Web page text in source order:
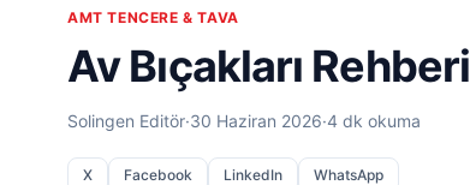
AMT TENCERE & TAVA
Av Bıçakları Rehberi
Solingen Editör·30 Haziran 2026·4 dk okuma
X Facebook LinkedIn WhatsApp